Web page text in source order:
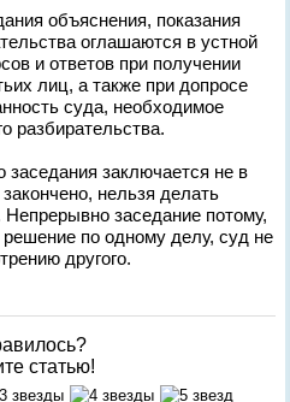
объяснения, показания
оглашаются в устной
и ответов при получении
лиц, а также при допросе
суда, необходимое
разбирательства.
заседания заключается не в
нельзя делать
заседание потому,
по одному делу, суд не
другого.
статью!